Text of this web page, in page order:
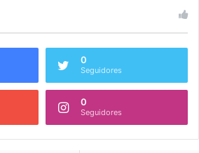
0
Seguidores
0
Seguidores